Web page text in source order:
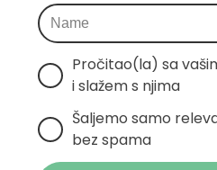
Pročitao(la) sa
i slažem s njima
Šaljemo samo
bez spama